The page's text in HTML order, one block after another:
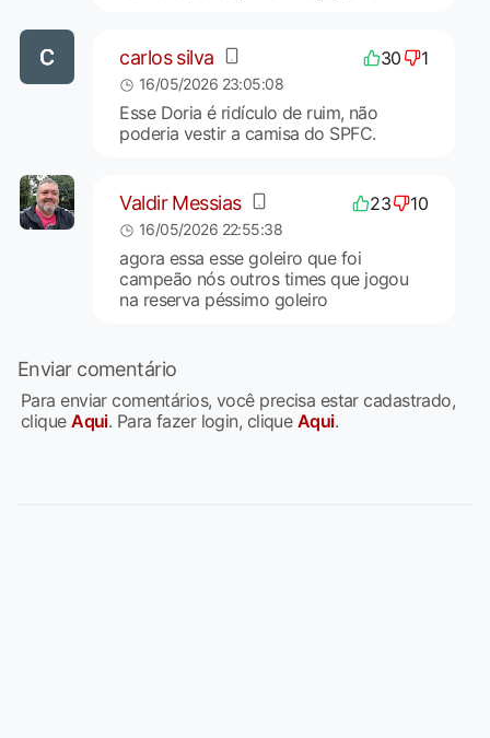
carlos silva 30 1
16/05/2026 23:05:08
Esse Doria é ridículo de ruim, não
poderia vestir a camisa do SPFC.
Valdir Messias 23 10
16/05/2026 22:55:38
agora essa esse goleiro que foi
campeão nós outros times que jogou
na reserva péssimo goleiro
Enviar comentário
Para enviar comentários, você precisa estar cadastrado,
cliqueAqui. Para fazer login, clique Aqui.